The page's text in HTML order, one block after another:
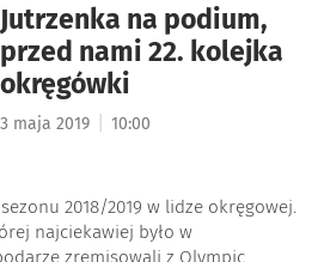
Jutrzenka na podium,
przed nami 22. kolejka
okręgówki
3 maja 2019 10:00
2018/2019 w lidze okręgowej.
najciekawiej było w
zremisowali z Olympic